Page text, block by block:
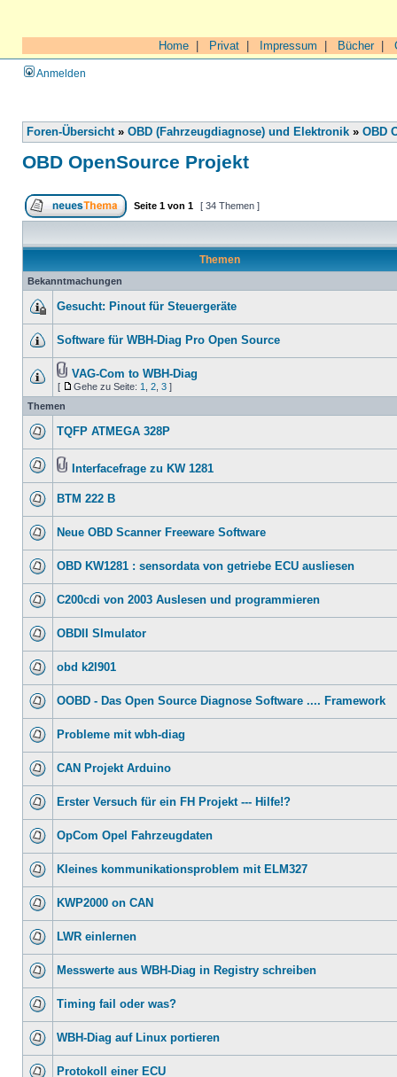
Home Privat Impressum Bücher|
Anmelden
Foren-Übersicht» OBD (Fahrzeugdiagnose) und Elektronik » OBD
OBD OpenSource Projekt
Seite 1 von 1 [ 34 Themen ]
Themen
Bekanntmachungen
Gesucht: Pinout für Steuergeräte
Software für WBH-Diag Pro Open Source
VAG-Com to WBH-Diag
[ Gehe zu Seite: 1 2 3 ]
Themen
TQFP ATMEGA 328P
Interfacefrage zu KW 1281
BTM 222 B
Neue OBD Scanner Freeware Software
OBD KW1281 : sensordata von getriebe ECU ausliesen
C200cdi von 2003 Auslesen und programmieren
OBDII SImulator
obd k2l901
OOBD - Das Open Source Diagnose Software .... Framework
Probleme mit wbh-diag
CAN Projekt Arduino
Erster Versuch für ein FH Projekt --- Hilfe!?
OpCom Opel Fahrzeugdaten
Kleines kommunikationsproblem mit ELM327
KWP2000 on CAN
LWR einlernen
Messwerte aus WBH-Diag in Registry schreiben
Timing fail oder was?
WBH-Diag auf Linux portieren
Protokoll einer ECU